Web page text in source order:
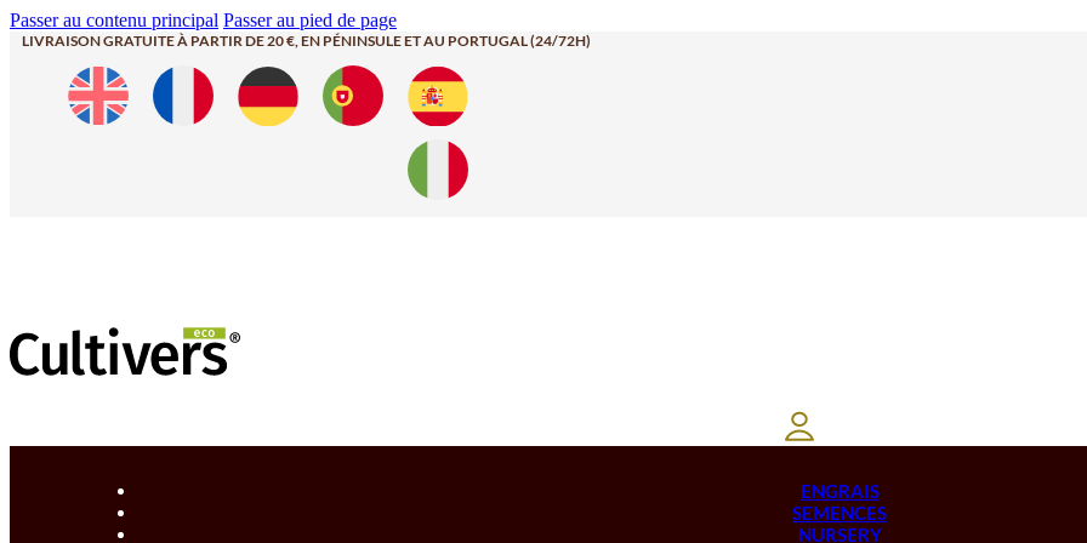
Passer au contenu principal Passer au pied de page
LIVRAISON GRATUITE À PARTIR DE 20 €, EN PÉNINSULE ET AU PORTUGAL (24/72H)
ENGRAIS
SEMENCES
NURSERY